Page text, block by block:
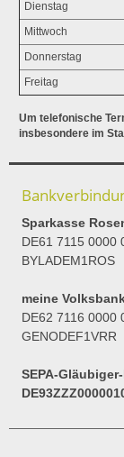
Dienstag
Mittwoch
Donnerstag
Freitag
Um telefonische
insbesondere im
Sparkasse
DE61 7115 0000
BYLADEM1ROS
meine
DE62 7116 0000
GENODEF1VRR
SEPA-